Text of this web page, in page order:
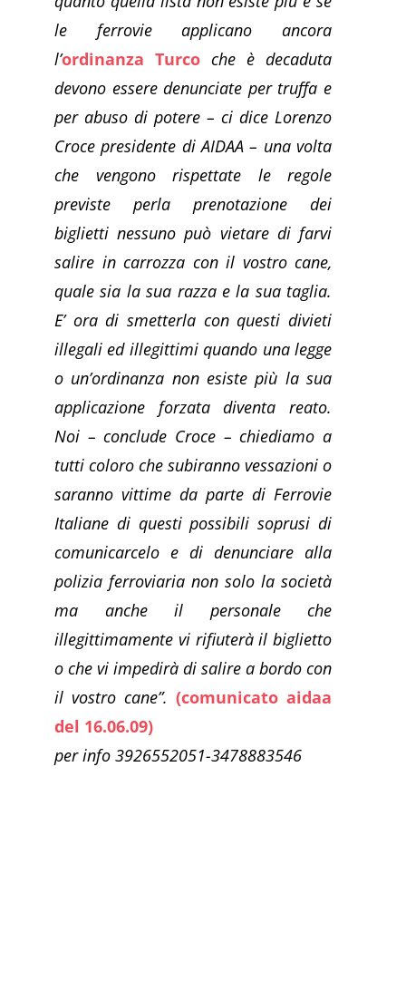
le ferrovie applicano ancora
l’ordinanza Turco che è decaduta
devono essere denunciate per truffa e
per abuso di potere – ci dice Lorenzo
Croce presidente di AIDAA – una volta
che vengono rispettate le regole
previste perla prenotazione dei
biglietti nessuno può vietare di farvi
salire in carrozza con il vostro cane,
quale sia la sua razza e la sua taglia.
E’ ora di smetterla con questi divieti
illegali ed illegittimi quando una legge
o un’ordinanza non esiste più la sua
applicazione forzata diventa reato.
Noi – conclude Croce – chiediamo a
tutti coloro che subiranno vessazioni o
saranno vittime da parte di Ferrovie
Italiane di questi possibili soprusi di
comunicarcelo e di denunciare alla
polizia ferroviaria non solo la società
ma anche il personale che
illegittimamente vi rifiuterà il biglietto
o che vi impedirà di salire a bordo con
il vostro cane”. (comunicato aidaa
del 16.06.09)
per info 3926552051-3478883546